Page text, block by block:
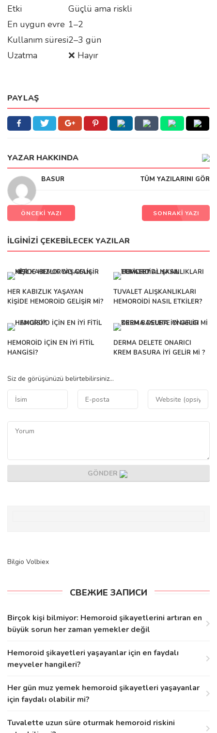
Etki
Güçlü ama riskli
En uygun evre 1–2
Kullanım süresi2–3 gün
Uzatma
❌ Hayır
PAYLAŞ
YAZAR HAKKINDA
TÜM YAZILARINI GÖR
BASUR
ÖNCEKİ YAZI SONRAKİ YAZI
İLGINIZI ÇEKEBILECEK YAZILAR
HER KABIZLIK YAŞAYAN
KIŞIDE HEMOROID GELIŞIR MI?
TUVALET ALIŞKANLIKLARI
HEMOROIDI NASIL ETKILER?
HEMOROID IÇIN EN IYI FITIL
HANGISI?
DERMA DELETE ONARICI
KREM BASURA IYI GELIR MI ?
Siz de görüşünüzü belirtebilirsiniz...
GÖNDER
Bilgio Volbiex
СВЕЖИЕ ЗАПИСИ
Birçok kişi bilmiyor: Hemoroid şikayetlerini artıran en
büyük sorun her zaman yemekler değil
Hemoroid şikayetleri yaşayanlar için en faydalı
meyveler hangileri?
Her gün muz yemek hemoroid şikayetleri yaşayanlar
için faydalı olabilir mi?
Tuvalette uzun süre oturmak hemoroid riskini